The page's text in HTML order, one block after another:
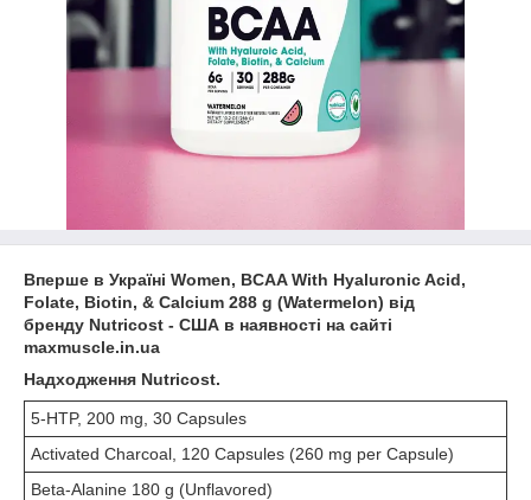
Вперше в Україні Women, BCAA With Hyaluronic Acid,
Folate, Biotin, & Calcium 288 g (Watermelon) від
бренду Nutricost - США в наявності на сайті
maxmuscle.in.ua
Надходження Nutricost.
5-HTP, 200 mg, 30 Capsules
Activated Charcoal, 120 Capsules (260 mg per Capsule)
Beta-Alanine 180 g (Unflavored)